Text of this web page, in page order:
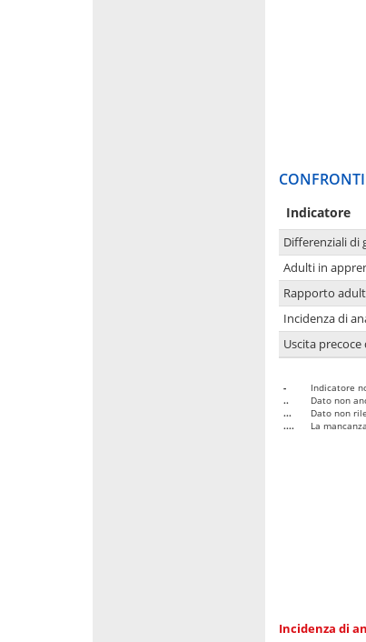
Indicatore
Differenziali di
Adulti in
Rapporto
Incidenza di
Uscita
-
Indicatore
..
Dato non
...
Dato non
....
La
Incidenza di